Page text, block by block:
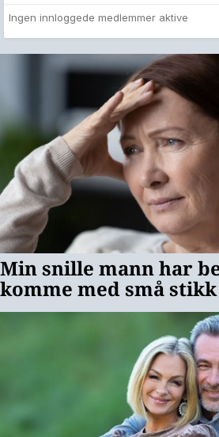
Ingen innloggede medlemmer aktive